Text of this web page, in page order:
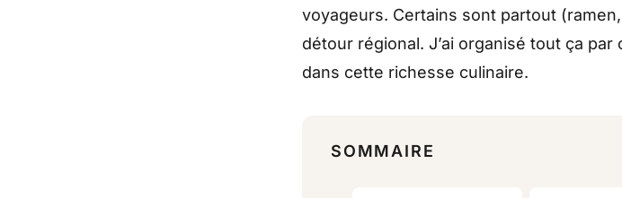
voyageurs. Certains sont partout
détour régional. J’ai organisé tout ça
dans cette richesse culinaire.
SOMMAIRE